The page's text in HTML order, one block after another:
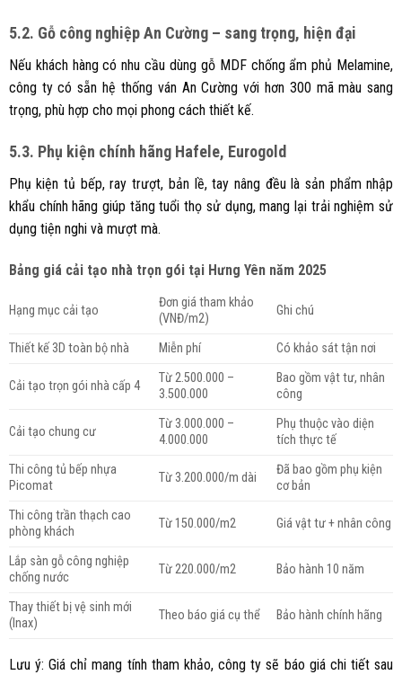
5.2. Gỗ công nghiệp An Cường – sang trọng, hiện đại
Nếu khách hàng có nhu cầu dùng gỗ MDF chống ẩm phủ Melamine,
công ty có sẵn hệ thống ván An Cường với hơn 300 mã màu sang
trọng, phù hợp cho mọi phong cách thiết kế.
5.3. Phụ kiện chính hãng Hafele, Eurogold
Phụ kiện tủ bếp, ray trượt, bản lề, tay nâng đều là sản phẩm nhập
khẩu chính hãng giúp tăng tuổi thọ sử dụng, mang lại trải nghiệm sử
dụng tiện nghi và mượt mà.
Bảng giá cải tạo nhà trọn gói tại Hưng Yên năm 2025
Hạng mục cải tạo
Đơn giá tham khảo
(VNĐ/m2)
Ghi chú
Thiết kế 3D toàn bộ nhà Miễn phí Có khảo sát tận nơi
Cải tạo trọn gói nhà cấp 4
Từ 2.500.000 –
3.500.000
Bao gồm vật tư, nhân
công
Cải tạo chung cư
Từ 3.000.000 –
4.000.000
Phụ thuộc vào diện
tích thực tế
Thi công tủ bếp nhựa
Picomat
Từ 3.200.000/m dài
Đã bao gồm phụ kiện
cơ bản
Thi công trần thạch cao
phòng khách
Từ 150.000/m2 Giá vật tư + nhân công
Lắp sàn gỗ công nghiệp
chống nước
Từ 220.000/m2 Bảo hành 10 năm
Thay thiết bị vệ sinh mới
(Inax)
Theo báo giá cụ thể Bảo hành chính hãng
Lưu ý: Giá chỉ mang tính tham khảo, công ty sẽ báo giá chi tiết sau